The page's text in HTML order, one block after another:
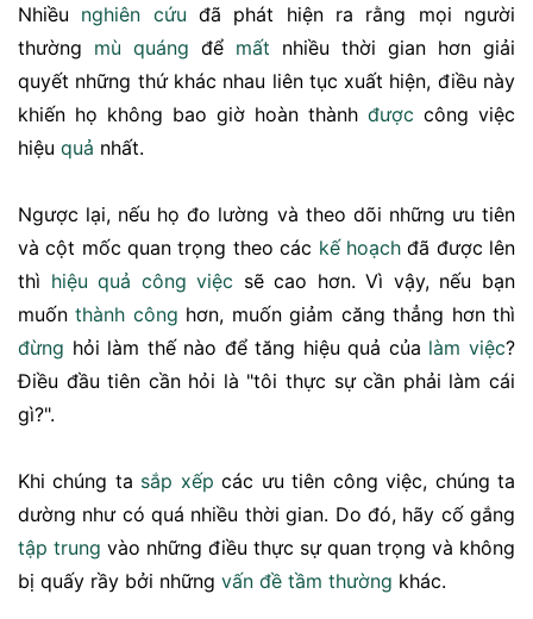
Nhiều nghiên cứu đã phát hiện ra rằng mọi người
thường mù quáng để mất nhiều thời gian hơn giải
quyết những thứ khác nhau liên tục xuất hiện, điều này
khiến họ không bao giờ hoàn thành được công việc
hiệu quả nhất.
Ngược lại, nếu họ đo lường và theo dõi những ưu tiên
và cột mốc quan trọng theo các kế hoạchđã được lên
thì hiệu quả công việc sẽ cao hơn. Vì vậy, nếu bạn
muốnthành công hơn, muốn giảm căng thẳng hơn thì
đừng hỏi làm thế nào để tăng hiệu quả của làm việc?
Điều đầu tiên cần hỏi là "tôi thực sự cần phải làm cái
gì?".
Khi chúng ta sắp xếp các ưu tiên công việc, chúng ta
dường như có quá nhiều thời gian. Do đó, hãy cố gắng
tập trung vào những điều thực sự quan trọng và không
bị quấy rầy bởi những vấn đề tầm thường khác.